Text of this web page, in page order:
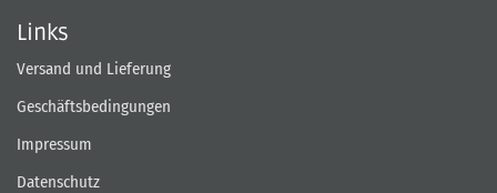
Links
Versand und Lieferung
Geschäftsbedingungen
Impressum
Datenschutz